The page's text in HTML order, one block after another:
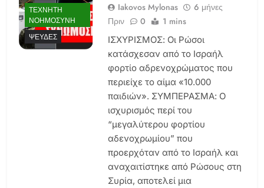
ΤΕΧΝΗΤΉ
ΝΟΗΜΟΣΎΝΗ
ΨΕΥΔΈΣ
Iakovos Mylonas
6 μήνες
Πριν
0 1 mins
ΙΣΧΥΡΙΣΜΟΣ: Οι Ρώσοι
κατάσχεσαν από το Ισραήλ
φορτίο αδρενοχρώματος που
περιείχε το αίμα «10.000
παιδιών». ΣΥΜΠΕΡΑΣΜΑ: Ο
ισχυρισμός περί του
“μεγαλύτερου φορτίου
αδενοχρωμίου” που
προερχόταν από το Ισραήλ και
αναχαιτίστηκε από Ρώσους στη
Συρία, αποτελεί μια